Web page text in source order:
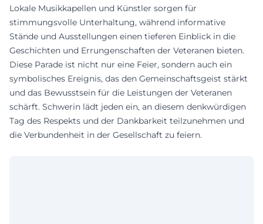
Lokale Musikkapellen und Künstler sorgen für
stimmungsvolle Unterhaltung, während informative
Stände und Ausstellungen einen tieferen Einblick in die
Geschichten und Errungenschaften der Veteranen bieten.
Diese Parade ist nicht nur eine Feier, sondern auch ein
symbolisches Ereignis, das den Gemeinschaftsgeist stärkt
und das Bewusstsein für die Leistungen der Veteranen
schärft. Schwerin lädt jeden ein, an diesem denkwürdigen
Tag des Respekts und der Dankbarkeit teilzunehmen und
die Verbundenheit in der Gesellschaft zu feiern.